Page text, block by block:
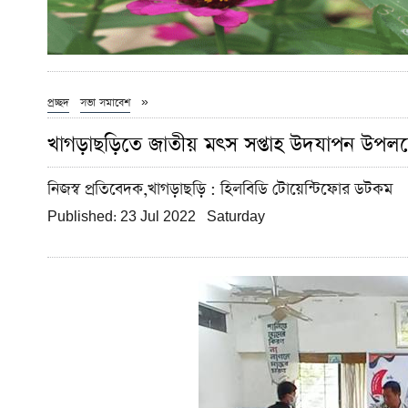
প্রচ্ছদ »
সভা সমাবেশ
খাগড়াছড়িতে জাতীয় মৎস সপ্তাহ উদযাপন
নিজস্ব প্রতিবেদক,খাগড়াছড়ি: হিলবিডি টোয়েন্টিফোর ডটকম
Published: 23 Jul 2022 Saturday